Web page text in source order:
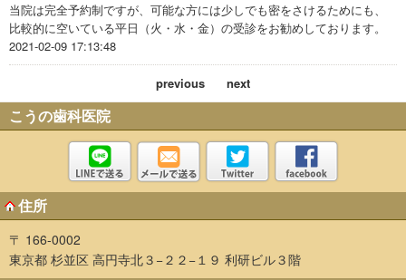
当院は完全予約制ですが、可能な方には少しでも密をさけるためにも、
比較的に空いている平日（火・水・金）の受診をお勧めしております。
2021-02-09 17:13:48
previous next
こうの歯科医院
住所
〒 166-0002
東京都 杉並区 高円寺北３−２２−１９ 利研ビル３階